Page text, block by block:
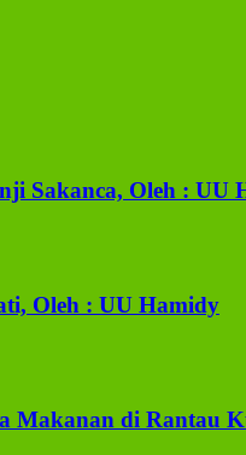
Sakanca, Oleh : UU
Oleh : UU Hamidy
Makanan di Rantau